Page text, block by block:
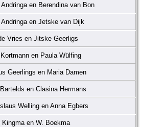
en Berendina van Bon
en Jetske van Dijk
Vries en Jitske Geerligs
en Paula Wülfing
Geerlings en Maria Damen
en Clasina Hermans
Welling en Anna Egbers
en W. Boekma